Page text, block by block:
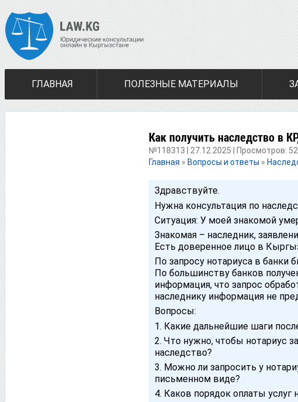
ГЛАВНАЯ ПОЛЕЗНЫЕ МАТЕРИАЛЫ
Как получить наследство в
№118313 | 27.12.2025 | Просмотров:
Главная » Вопросы и ответы »
Здравствуйте.
Нужна консультация по
Ситуация: У моей знакомой
Знакомая – наследник,
Есть доверенное лицо в
По запросу нотариуса в банки
По большинству банков
информация, что запрос
наследнику информация не
Вопросы:
1. Какие дальнейшие шаги
2. Что нужно, чтобы нотариус
наследство?
3. Можно ли запросить у
письменном виде?
4. Каков порядок оплаты